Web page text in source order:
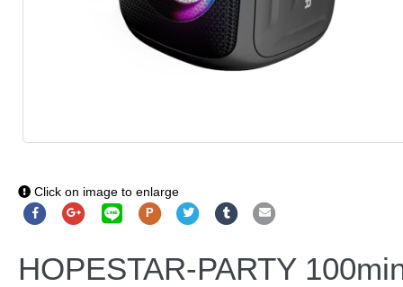
Click on image to enlarge
P
HOPESTAR-PARTY